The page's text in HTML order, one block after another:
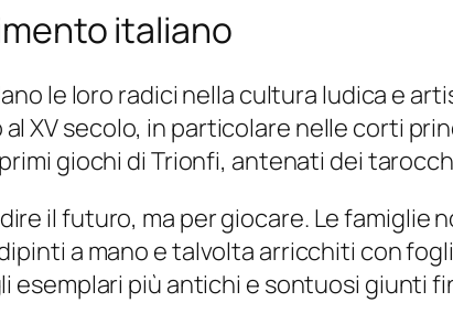
italiano
le loro radici nella cultura ludica e
XV secolo, in particolare nelle corti
giochi di Trionfi, antenati dei
il futuro, ma per giocare. Le famiglie
a mano e talvolta arricchiti con
più antichi e sontuosi giunti